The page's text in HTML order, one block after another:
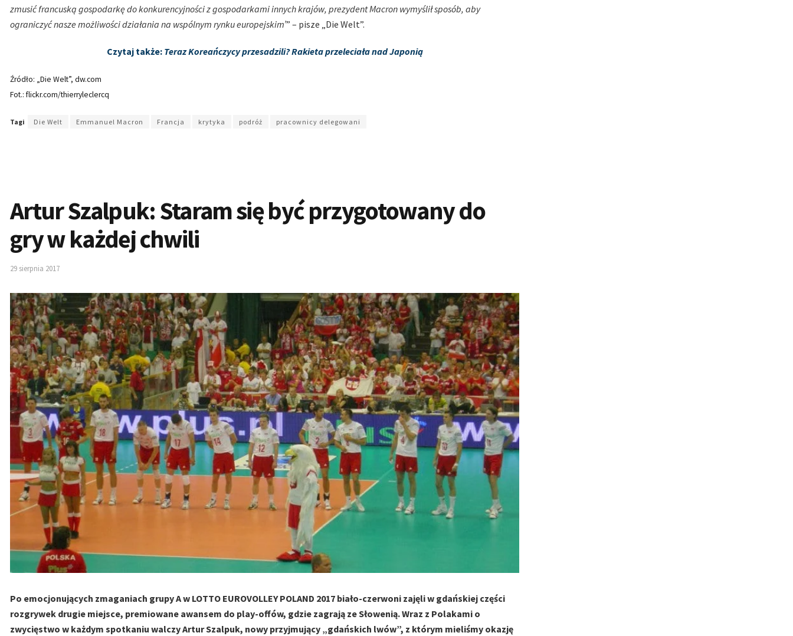
zmusić francuską gospodarkę do konkurencyjności z gospodarkami innych krajów, prezydent Macron wymyślił sposób, aby
ograniczyć nasze możliwości działania na wspólnym rynku europejskim’” – pisze „Die Welt”.
Czytaj także: Teraz Koreańczycy przesadzili? Rakieta przeleciała nad Japonią
Źródło: „Die Welt”, dw.com
Fot.: flickr.com/thierryleclercq
Tagi Die Welt Emmanuel Macron Francja krytyka podróż pracownicy delegowani
Artur Szalpuk: Staram się być przygotowany do
gry w każdej chwili
29 sierpnia 2017
Po emocjonujących zmaganiach grupy A w LOTTO EUROVOLLEY POLAND 2017 biało-czerwoni zajęli w gdańskiej części
rozgrywek drugie miejsce, premiowane awansem do play-offów, gdzie zagrają ze Słowenią. Wraz z Polakami o
zwycięstwo w każdym spotkaniu walczy Artur Szalpuk, nowy przyjmujący „gdańskich lwów”, z którym mieliśmy okazję